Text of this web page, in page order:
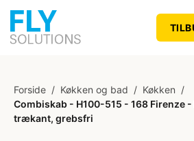
Forside / Køkken og bad / Køkken /
Combiskab - H100-515 - 168 Firenze
trækant, grebsfri